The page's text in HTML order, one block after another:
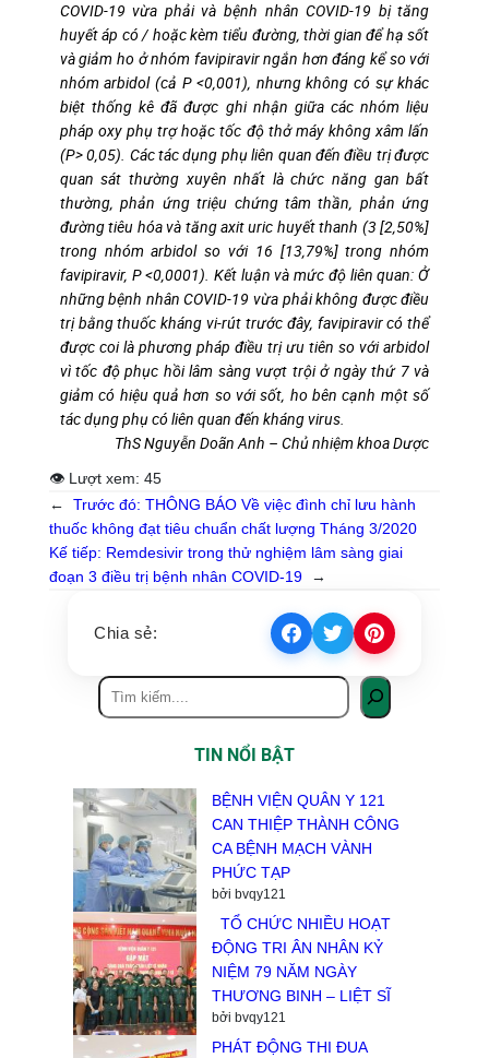
COVID-19 vừa phải và bệnh nhân COVID-19 bị tăng
huyết áp có / hoặc kèm tiểu đường, thời gian để hạ sốt
và giảm ho ở nhóm favipiravir ngắn hơn đáng kể so với
nhóm arbidol (cả P <0,001), nhưng không có sự khác
biệt thống kê đã được ghi nhận giữa các nhóm liệu
pháp oxy phụ trợ hoặc tốc độ thở máy không xâm lấn
(P> 0,05). Các tác dụng phụ liên quan đến điều trị được
quan sát thường xuyên nhất là chức năng gan bất
thường, phản ứng triệu chứng tâm thần, phản ứng
đường tiêu hóa và tăng axit uric huyết thanh (3 [2,50%]
trong nhóm arbidol so với 16 [13,79%] trong nhóm
favipiravir, P <0,0001). Kết luận và mức độ liên quan: Ở
những bệnh nhân COVID-19 vừa phải không được điều
trị bằng thuốc kháng vi-rút trước đây, favipiravir có thể
được coi là phương pháp điều trị ưu tiên so với arbidol
vì tốc độ phục hồi lâm sàng vượt trội ở ngày thứ 7 và
giảm có hiệu quả hơn so với sốt, ho bên cạnh một số
tác dụng phụ có liên quan đến kháng virus.
ThS Nguyễn Doãn Anh – Chủ nhiệm khoa Dược
👁 Lượt xem: 45
←
Trước đó: THÔNG BÁO Về việc đình chỉ lưu hành
thuốc không đạt tiêu chuẩn chất lượng Tháng 3/2020
Kế tiếp: Remdesivir trong thử nghiệm lâm sàng giai
đoạn 3 điều trị bệnh nhân COVID-19
→
Chia sẻ:
TIN NỔI BẬT
BỆNH VIỆN QUÂN Y 121
CAN THIỆP THÀNH CÔNG
CA BỆNH MẠCH VÀNH
PHỨC TẠP
bởi bvqy121
TỔ CHỨC NHIỀU HOẠT
ĐỘNG TRI ÂN NHÂN KỶ
NIỆM 79 NĂM NGÀY
THƯƠNG BINH – LIỆT SĨ
bởi bvqy121
PHÁT ĐỘNG THI ĐUA